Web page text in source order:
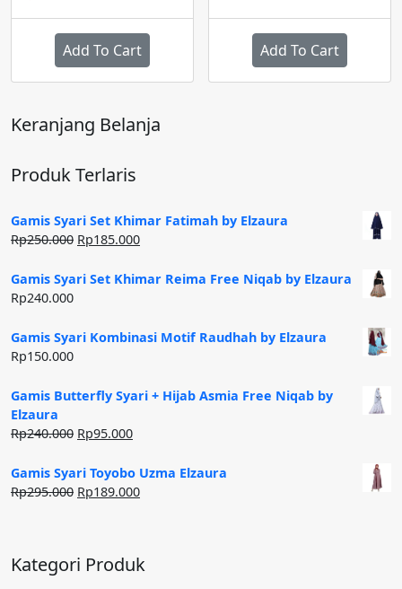
Add To Cart
Produk
ini
beberapa
Pilihan
dapat
diambil
halaman
Add To Cart
Keranjang Belanja
Produk Terlaris
Gamis Syari Set Khimar Fatimah by Elzaura
Rp250.000 Harga
adalah:
Rp185.000Harga
ini
Gamis Syari Set Khimar Reima Free Niqab by Elzaura
Rp240.000
Gamis Syari Kombinasi Motif Raudhah by Elzaura
Rp150.000
Gamis Butterfly Syari + Hijab Asmia Free Niqab by
Elzaura
Rp240.000 Harga
adalah:
Rp240.000.
Rp95.000Harga
ini
adalah:
Gamis Syari Toyobo Uzma Elzaura
Rp295.000 Harga
Rp189.000Harga
Rp189.000.
Kategori Produk